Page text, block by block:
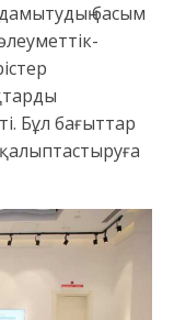
басым
Бұл бағыттар